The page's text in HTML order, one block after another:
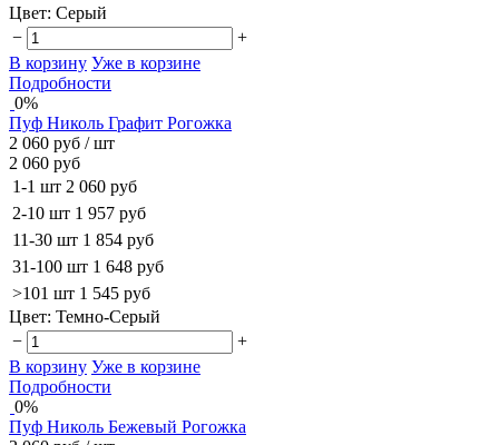
Цвет: Серый
−
+
В корзину Уже в корзине
Подробности
0%
Пуф Николь Графит Рогожка
2 060 руб / шт
2 060 руб
1-1 шт 2 060 руб
2-10 шт 1 957 руб
11-30 шт 1 854 руб
31-100 шт 1 648 руб
>101 шт 1 545 руб
Цвет: Темно-Серый
−
+
В корзину Уже в корзине
Подробности
0%
Пуф Николь Бежевый Рогожка